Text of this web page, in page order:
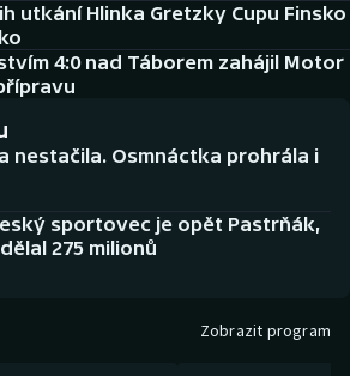
utkání Hlinka Gretzky Cupu Finsko
4:0 nad Táborem zahájil Motor
nestačila. Osmnáctka prohrála i
sportovec je opět Pastrňák,
275 milionů
Zobrazit program